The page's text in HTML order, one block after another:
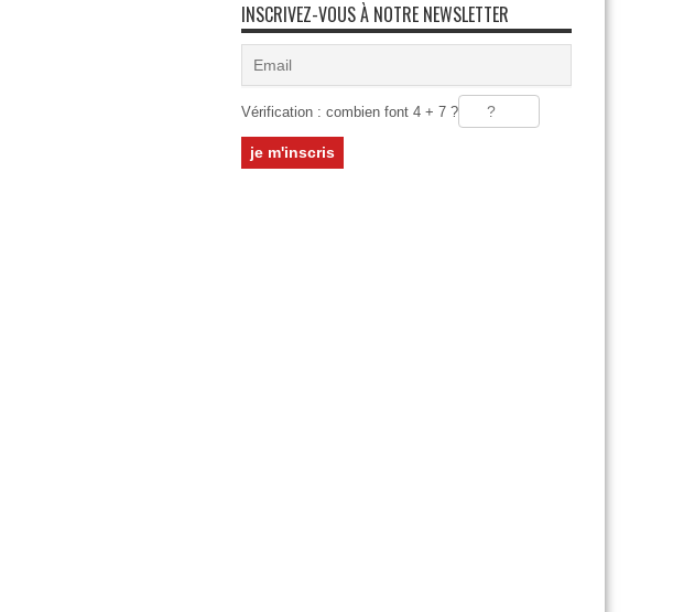
INSCRIVEZ-VOUS À NOTRE NEWSLETTER
Vérification : combien font 4 + 7 ?